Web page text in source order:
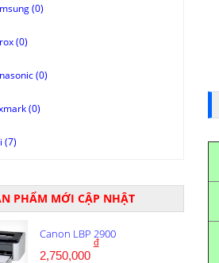
(0)
(0)
(0)
(0)
(7)
PHẨM MỚI CẬP NHẬT
Canon LBP 2900
2,750,000
đ